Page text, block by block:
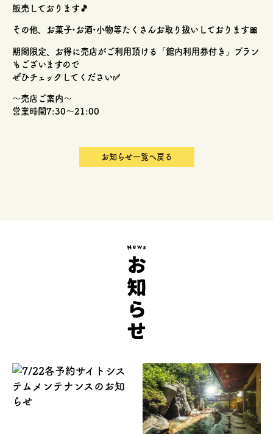
販売しております🎵
その他、お菓子•お酒•小物等たくさんお取り扱いしております🎀
期間限定、お得に売店がご利用頂ける「館内利用券付き」プラン
もございますので
ぜひチェックしてください✅
〜売店ご案内〜
営業時間7:30〜21:00
お知らせ一覧へ戻る